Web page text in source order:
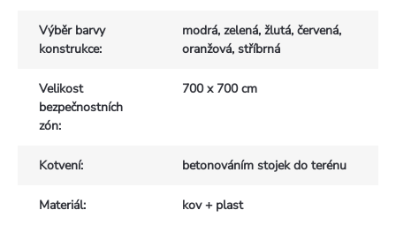
Výběr barvy
konstrukce:
modrá, zelená, žlutá, červená,
oranžová, stříbrná
Velikost
bezpečnostních
zón:
700 x 700 cm
Kotvení: betonováním stojek do terénu
Materiál: kov + plast